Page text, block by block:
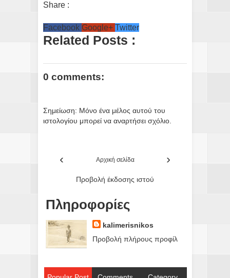
Share :
Facebook Google+ Twitter
Related Posts :
0 comments:
Σημείωση: Μόνο ένα μέλος αυτού του
ιστολογίου μπορεί να αναρτήσει σχόλιο.
‹ ›
Αρχική σελίδα
Προβολή έκδοσης ιστού
Πληροφορίες
kalimerisnikos
Προβολή πλήρους προφίλ